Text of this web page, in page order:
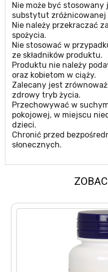
Nie może być stosowany
substytut zróżnicowanej
Nie należy przekraczać
spożycia.
Nie stosować w
ze składników produktu.
Produktu nie należy
oraz kobietom w ciąży.
Zalecany jest
zdrowy tryb życia.
Przechowywać w
pokojowej, w miejscu
dzieci.
Chronić przed
słonecznych.